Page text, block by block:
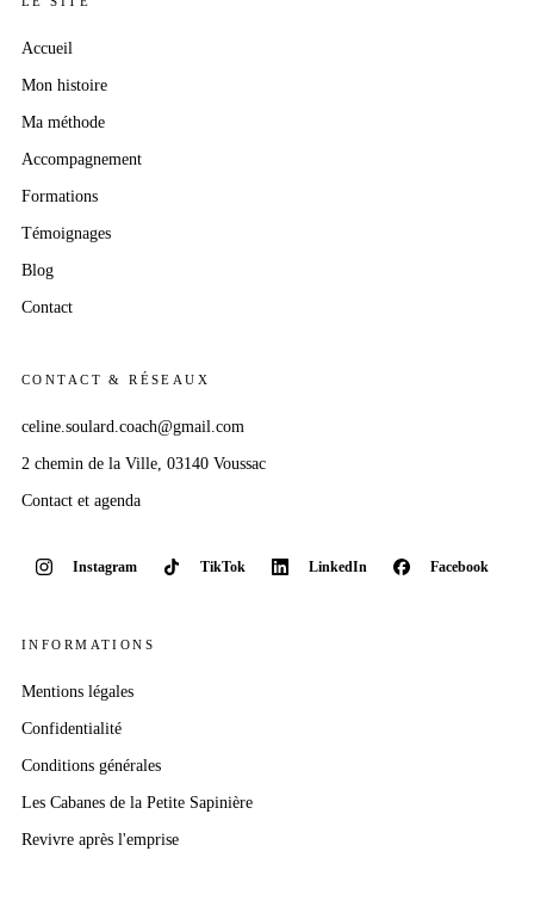
Accueil
Mon histoire
Ma méthode
Accompagnement
Formations
Témoignages
Blog
Contact
CONTACT & RÉSEAUX
celine.soulard.coach@gmail.com
2 chemin de la Ville, 03140 Voussac
Contact et agenda
Instagram TikTok LinkedIn Facebook
INFORMATIONS
Mentions légales
Confidentialité
Conditions générales
Les Cabanes de la Petite Sapinière
Revivre après l'emprise